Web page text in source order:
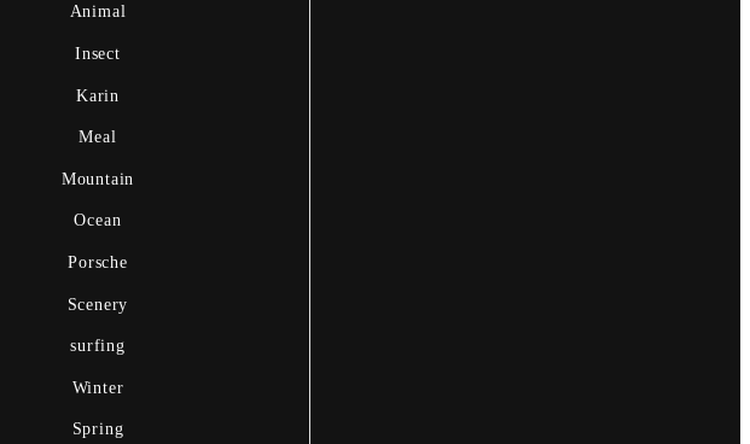
Animal
Insect
Karin
Meal
Mountain
Ocean
Porsche
Scenery
surfing
Winter
Spring